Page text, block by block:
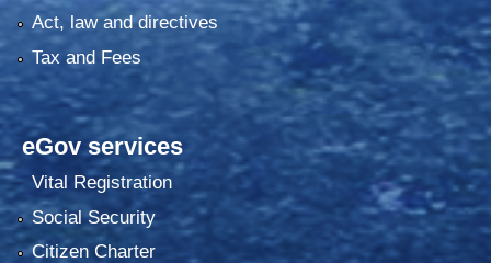
Act, law and directives
Tax and Fees
eGov services
Vital Registration
Social Security
Citizen Charter